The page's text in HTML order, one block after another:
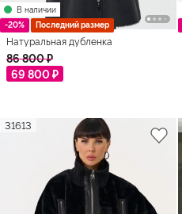
В наличии
-20%
Последний размер
Натуральная дубленка
86 800 ₽
69 800 ₽
31613